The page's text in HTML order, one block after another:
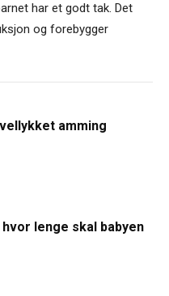
har et godt tak. Det
og forebygger
amming
lenge skal babyen